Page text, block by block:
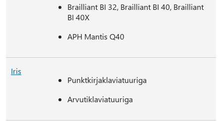
Brailliant BI 32, Brailliant BI 40, Brailliant
BI 40X
APH Mantis Q40
Iris
Punktkirjaklaviatuuriga
Arvutiklaviatuuriga